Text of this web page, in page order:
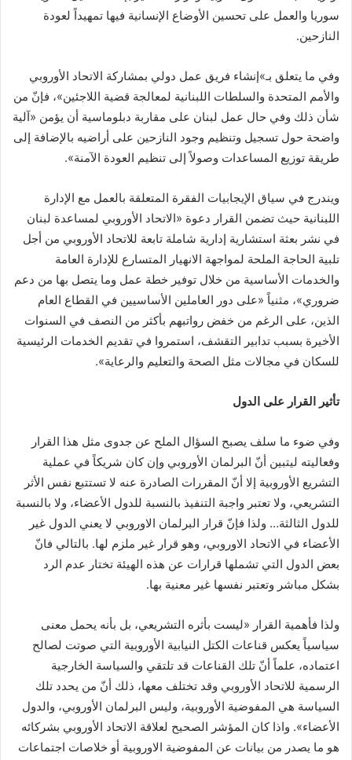
سوريا والعمل على تحسين الأوضاع الإنسانية فيها تمهيداً لعودة
النازحين.
وفي ما يتعلق بـ»إنشاء فريق عمل دولي بمشاركة الاتحاد الأوروبي
والأمم المتحدة والسلطات اللبنانية لمعالجة قضية اللاجئين»، فإنّ من
شأن ذلك وفي حال عمل لبنان على مقاربة دبلوماسية أن يؤمن «آلية
واضحة حول تسجيل وتنظيم وجود النازحين على أراضيه بالإضافة إلى
طريقة توزيع المساعدات وصولاً إلى تنظيم العودة الآمنة».
ويندرج في سياق الإيجابيات الفقرة المتعلقة بالعمل مع الإدارة
اللبنانية حيث تضمن القرار دعوة «الاتحاد الأوروبي لمساعدة لبنان
في نشر بعثة استشارية إدارية شاملة تابعة للاتحاد الأوروبي من أجل
تلبية الحاجة الملحة لمواجهة الانهيار المتسارع للإدارة العامة
والخدمات الأساسية من خلال توفير خطة عمل وما يتصل بها من دعم
ضروري»، مثنياً «على دور العاملين الأساسيين في القطاع العام
الذين، على الرغم من خفض رواتبهم بأكثر من النصف في السنوات
الأخيرة بسبب تدابير التقشف، استمروا في تقديم الخدمات الرئيسية
للسكان في مجالات مثل الصحة والتعليم والرعاية».
تأثير القرار على الدول
وفي ضوء ما سلف يصبح السؤال الملح عن جدوى مثل هذا القرار
وفعاليته ليتبين أنّ البرلمان الأوروبي وإن كان شريكاً في عملية
التشريع الأوروبية إلا أنّ المقررات الصادرة عنه لا تستتبع نفس الأثر
التشريعي، ولا تعتبر واجبة التنفيذ بالنسبة للدول الأعضاء، ولا بالنسبة
للدول الثالثة… ولذا فإنّ قرار البرلمان الاوروبي لا يعني الدول غير
الأعضاء في الاتحاد الاوروبي، وهو قرار غير ملزم لها. بالتالي فانّ
بعض الدول التي تشملها قرارات عن هذه الهيئة تختار عدم الرد
بشكل مباشر وتعتبر نفسها غير معنية بها.
ولذا فأهمية القرار «ليست بأثره التشريعي، بل بأنه يحمل معنى
سياسياً يعكس قناعات الكتل النيابية الأوروبية التي صوتت لصالح
اعتماده، علماً أنّ تلك القناعات قد تلتقي والسياسة الخارجية
الرسمية للاتحاد الأوروبي وقد تختلف معها، ذلك أنّ من يحدد تلك
السياسة هي المفوضية الأوروبية، وليس البرلمان الأوروبي، والدول
الأعضاء». واذا كان المؤشر الصحيح لعلاقة الاتحاد الأوروبي بشركائه
هو ما يصدر من بيانات عن المفوضية الاوروبية أو خلاصات اجتماعات